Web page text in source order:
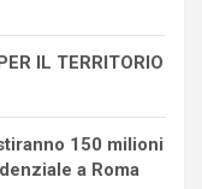
IL TERRITORIO
150 milioni
a Roma